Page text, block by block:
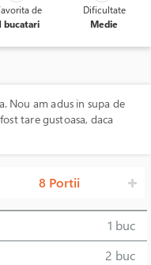
de
bucatari
Dificultate
Medie
Nou am adus in supa de
tare gustoasa, daca
8 Portii
1 buc
2 buc